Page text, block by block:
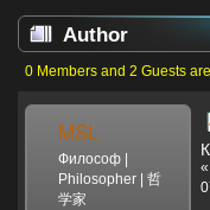
Author
ГЕСЕР
0 Members and 2 Guests
MSL
Философ |
Philosopher | 哲
学家
«